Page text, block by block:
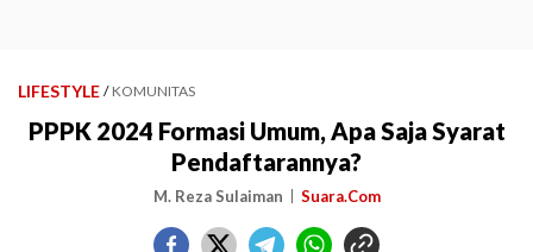
LIFESTYLE / KOMUNITAS
PPPK 2024 Formasi Umum, Apa Saja Syarat
Pendaftarannya?
M. Reza Sulaiman Suara.Com